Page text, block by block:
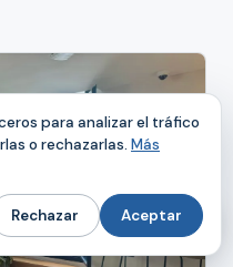
para analizar el tráfico
o rechazarlas. Más
Rechazar Aceptar